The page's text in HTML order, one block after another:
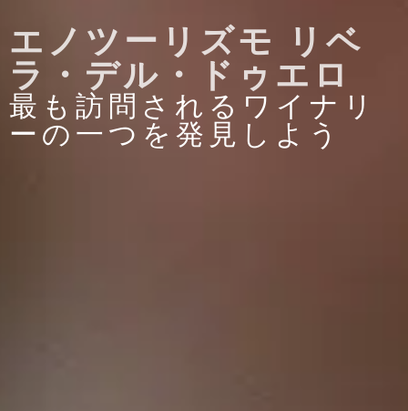
エノツーリズモ リベ
ラ・デル・ドゥエロ
最も訪問されるワイナリ
ーの一つを発見しよう